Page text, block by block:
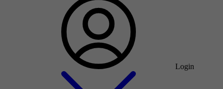
Login